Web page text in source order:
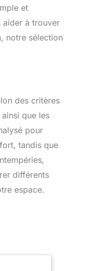
et
aider à trouver
notre sélection
des critères
que les
pour
tandis que
différents
espace.